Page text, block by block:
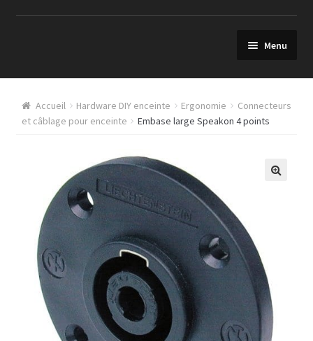
Menu
Composants
Modules Amplificateurs audio
Haut-parleurs & Pavillons
Beyma Haut Parleurs
BMS Speakers
B&C Speakers
Faital Pro speakers
Eminence speakers
Accueil Hardware DIY enceinte Ergonomie
Connecteurs
et câblage pour enceinte
Embase large Speakon 4 points